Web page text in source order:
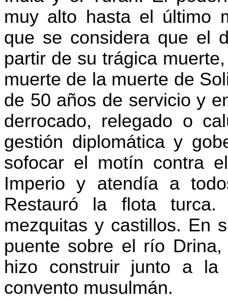
muy alto hasta el último
que se considera que el
partir de su trágica
muerte de la muerte de
de 50 años de servicio y
derrocado, relegado o
gestión diplomática y
sofocar el motín contra
Imperio y atendía a
Restauró la flota
mezquitas y castillos. En
puente sobre el río Drina,
hizo construir junto a la
convento musulmán.